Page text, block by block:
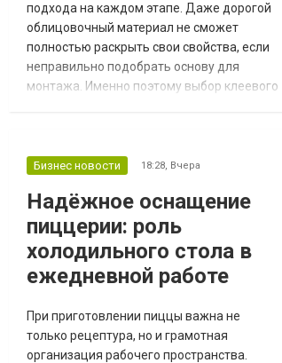
подхода на каждом этапе. Даже дорогой
облицовочный материал не сможет
полностью раскрыть свои свойства, если
неправильно подобрать основу для
монтажа. Именно поэтому выбор клеевого
Плиточный клей — это
материал, предназначенный для прочного
соединения облицовки с поверхностью
основани...
Бизнес новости 18:28, Вчера
Надёжное оснащение
пиццерии: роль
холодильного стола в
ежедневной работе
При приготовлении пиццы важна не
только рецептура, но и грамотная
организация рабочего пространства.